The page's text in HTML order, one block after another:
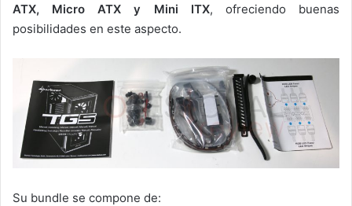
ATX, Micro ATX y Mini ITX, ofreciendo buenas
posibilidades en este aspecto.
Su bundle se compone de: